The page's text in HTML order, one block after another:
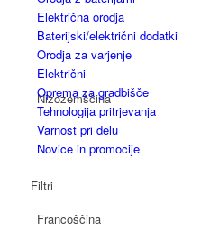
Nizozemščina
Francoščina
Električna orodja
Baterijski/električni dodatki
Orodja za varjenje
Električni
Oprema za gradbišče
Tehnologija pritrjevanja
Varnost pri delu
Novice in promocije
Filtri